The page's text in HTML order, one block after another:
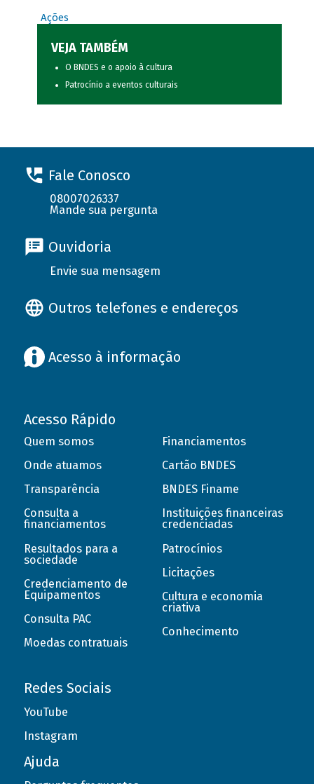
Ações
VEJA TAMBÉM
O BNDES e o apoio à cultura
Patrocínio a eventos culturais
Fale Conosco
08007026337
Mande sua pergunta
Ouvidoria
Envie sua mensagem
Outros telefones e endereços
Acesso à informação
Acesso Rápido
Quem somos
Onde atuamos
Transparência
Consulta a
financiamentos
Resultados para a
sociedade
Credenciamento de
Equipamentos
Consulta PAC
Moedas contratuais
Financiamentos
Cartão BNDES
BNDES Finame
Instituições financeiras
credenciadas
Patrocínios
Licitações
Cultura e economia
criativa
Conhecimento
Redes Sociais
YouTube
Instagram
Ajuda